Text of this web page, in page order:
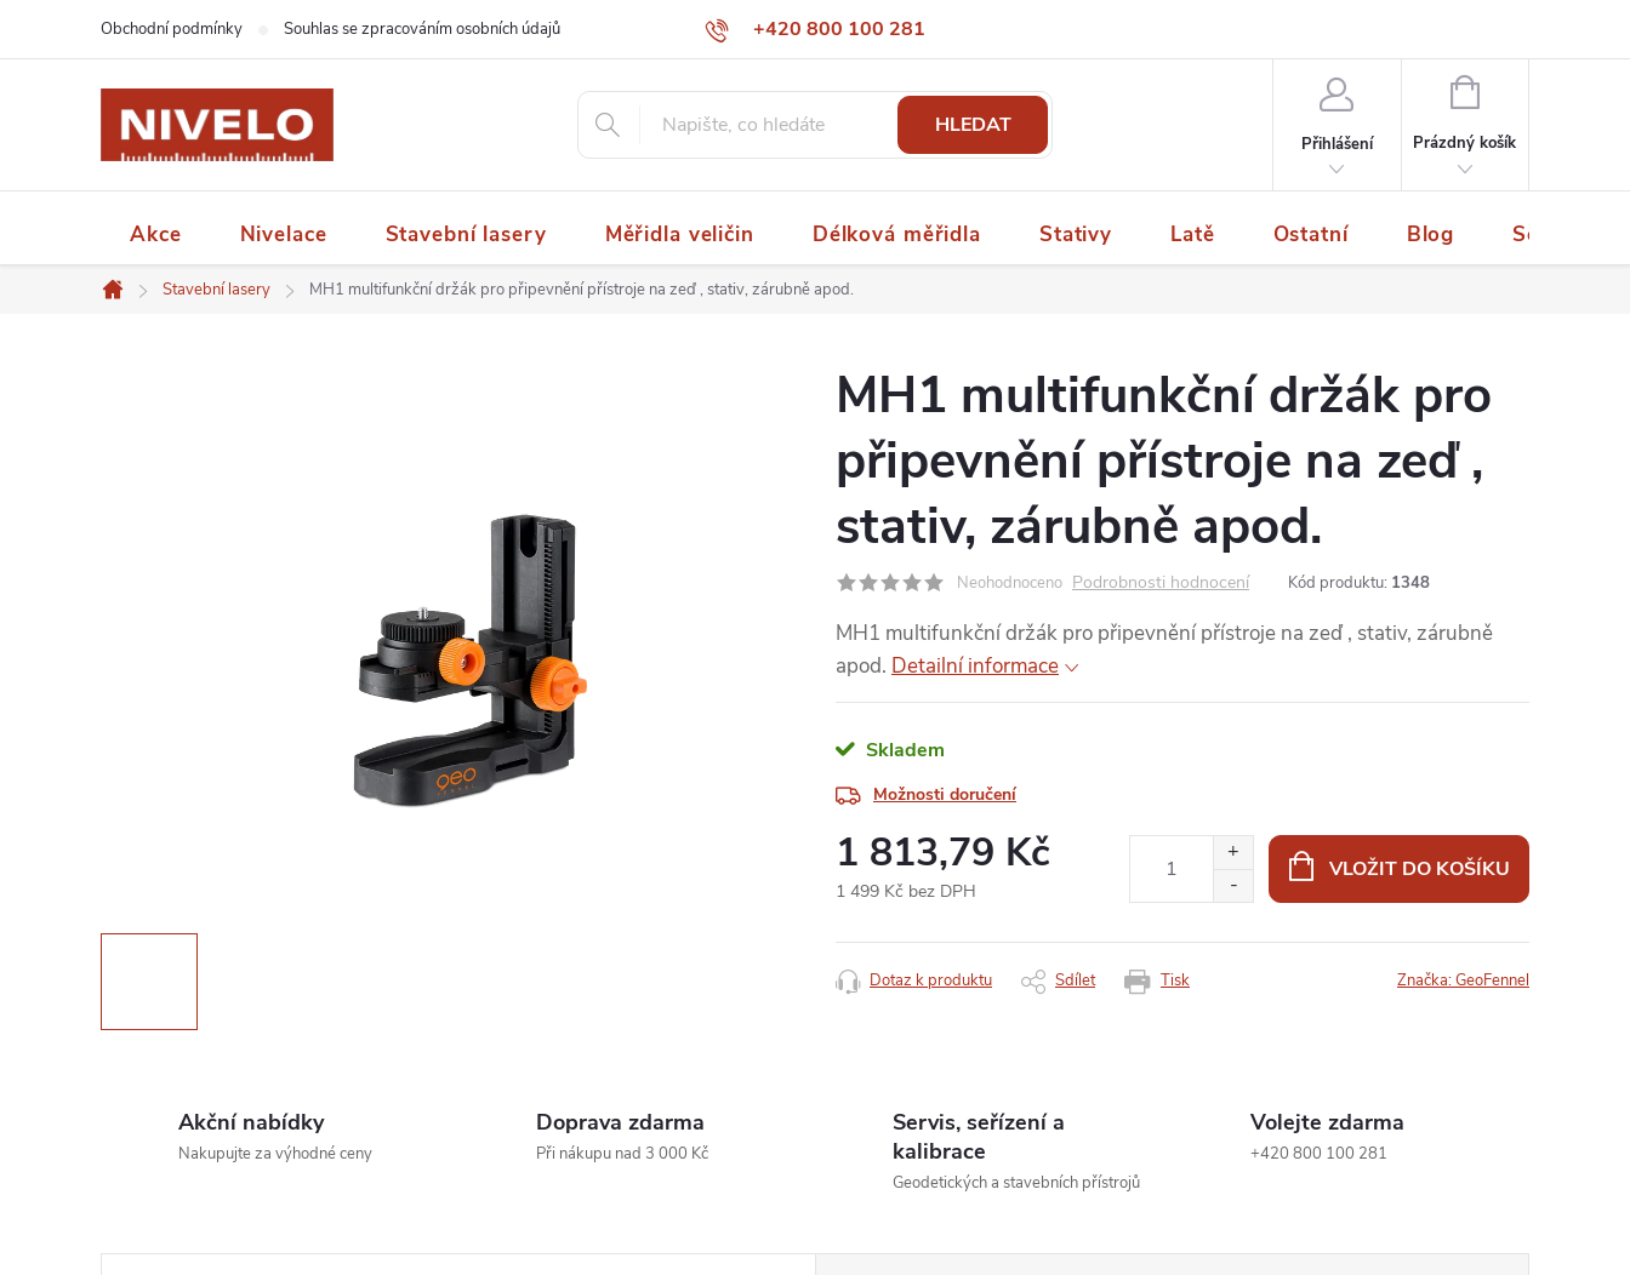
+420 800 100 281
papaspol@papaspol.cz
Obchodní podmínky Souhlas se zpracováním osobních údajů
HLEDAT
Přihlášení
NÁKUPNÍ
Prázdný košík
Akce Nivelace Stavební lasery Měřidla veličin Délková měřidla Stativy Latě Ostatní Blog Servis a
Domů
Stavební lasery MH1 multifunkční držák pro připevnění přístroje na zeď , stativ, zárubně apod.
MH1 multifunkční držák pro
připevnění přístroje na zeď ,
stativ, zárubně apod.
Neohodnoceno Podrobnosti hodnocení Kód produktu: 1348
MH1 multifunkční držák pro připevnění přístroje na zeď , stativ, zárubně
apod. Detailní informace
Skladem
Možnosti doručení
1 813,79 Kč
1 499 Kč bez DPH
cena:
VLOŽIT DO KOŠÍKU
Tisk
Dotaz k produktu Sdílet Značka:GeoFennel
Akční nabídky
Nakupujte za výhodné ceny
Doprava zdarma
Při nákupu nad 3 000 Kč
Servis, seřízení a
kalibrace
Geodetických a stavebních přístrojů
Volejte zdarma
+420 800 100 281